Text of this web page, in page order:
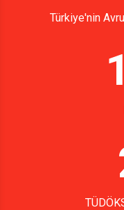
Türkiye'nin